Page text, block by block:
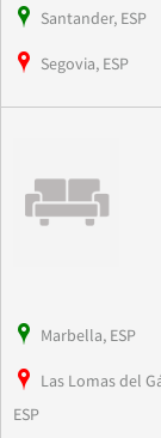
Santander, ESP
Segovia, ESP
Marbella, ESP
Las Lomas del
ESP